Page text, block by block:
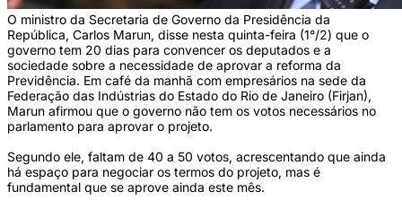
O ministro da Secretaria de Governo da Presidência da
República, Carlos Marun, disse nesta quinta-feira (1°/2) que o
governo tem 20 dias para convencer os deputados e a
sociedade sobre a necessidade de aprovar a reforma da
Previdência. Em café da manhã com empresários na sede da
Federação das Indústrias do Estado do Rio de Janeiro (Firjan),
Marun afirmou que o governo não tem os votos necessários no
parlamento para aprovar o projeto.
Segundo ele, faltam de 40 a 50 votos, acrescentando que ainda
há espaço para negociar os termos do projeto, mas é
fundamental que se aprove ainda este mês.